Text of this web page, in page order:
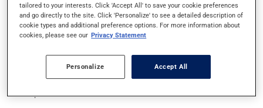
secondaires), notamment :
il peut causer des maux de tête;
il peut modifier le goût des aliments;
il peut causer des nausées et des vomissements.
tailored to your interests. Click 'Accept All' to save your cookie preferences
and go directly to the site. Click 'Personalize' to see a detailed description of
cookie types and additional preference options. For more information about
cookies, please see our Privacy Statement
Personalize Accept All